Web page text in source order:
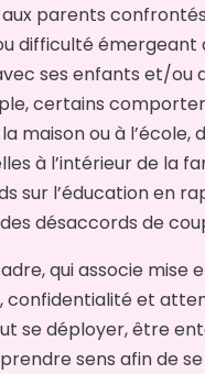
parents
difficulté émergeant
ses enfants et/ou
certains
maison ou à l’école,
à l’intérieur de la
sur l’éducation en
désaccords de
qui associe mise
confidentialité et
se déployer, être
sens afin de